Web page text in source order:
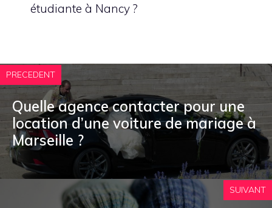
étudiante à Nancy ?
PRECEDENT
Quelle agence contacter pour une
location d’une voiture de mariage à
Marseille ?
SUIVANT